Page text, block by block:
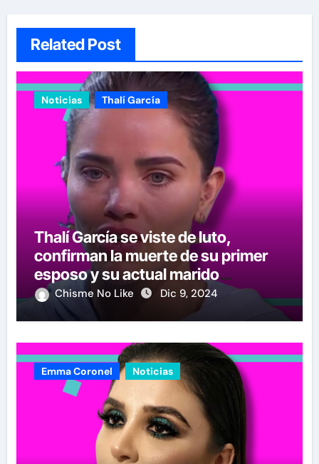
Related Post
Noticias Thalí García
Thalí García se viste de luto,
confirman la muerte de su primer
esposo y su actual marido
reacciona a la noticia
Chisme No Like Dic 9, 2024
Emma Coronel Noticias